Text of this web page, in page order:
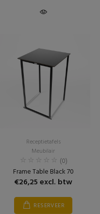
Receptietafels
Meubilair
(0)
Frame Table Black 70
€26,25 excl. btw
RESERVEER